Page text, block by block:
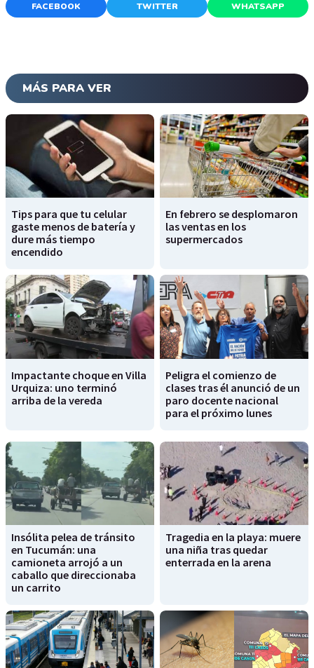
FACEBOOK TWITTER WHATSAPP
MÁS PARA VER
Tips para que tu celular
gaste menos de batería y
dure más tiempo
encendido
En febrero se desplomaron
las ventas en los
supermercados
Impactante choque en Villa
Urquiza: uno terminó
arriba de la vereda
Peligra el comienzo de
clases tras él anunció de un
paro docente nacional
para el próximo lunes
Insólita pelea de tránsito
en Tucumán: una
camioneta arrojó a un
caballo que direccionaba
un carrito
Tragedia en la playa: muere
una niña tras quedar
enterrada en la arena